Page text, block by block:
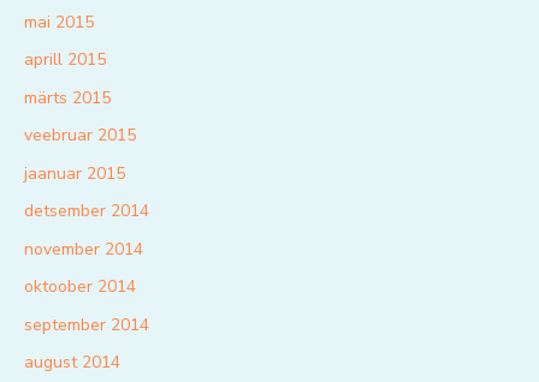
mai 2015
aprill 2015
märts 2015
veebruar 2015
jaanuar 2015
detsember 2014
november 2014
oktoober 2014
september 2014
august 2014